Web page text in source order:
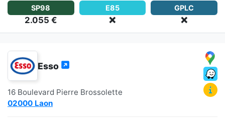
SP98
2.055 €
E85
❌
GPLC
❌
Esso
16 Boulevard Pierre Brossolette
02000 Laon